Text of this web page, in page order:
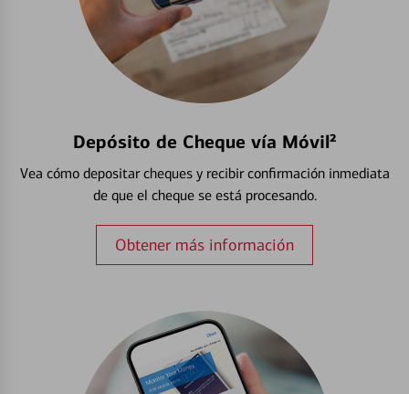
Depósito de Cheque vía Móvil²
Vea cómo depositar cheques y recibir confirmación inmediata
de que el cheque se está procesando.
Obtener más información